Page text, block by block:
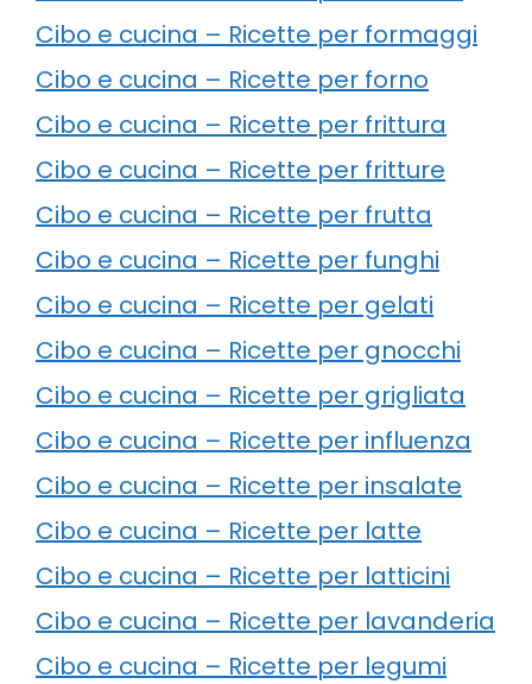
Cibo e cucina – Ricette per formaggi
Cibo e cucina – Ricette per forno
Cibo e cucina – Ricette per frittura
Cibo e cucina – Ricette per fritture
Cibo e cucina – Ricette per frutta
Cibo e cucina – Ricette per funghi
Cibo e cucina – Ricette per gelati
Cibo e cucina – Ricette per gnocchi
Cibo e cucina – Ricette per grigliata
Cibo e cucina – Ricette per influenza
Cibo e cucina – Ricette per insalate
Cibo e cucina – Ricette per latte
Cibo e cucina – Ricette per latticini
Cibo e cucina – Ricette per lavanderia
Cibo e cucina – Ricette per legumi